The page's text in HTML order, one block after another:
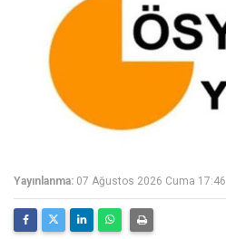
Yayınlanma: 07 Ağustos 2026 Cuma 17:46